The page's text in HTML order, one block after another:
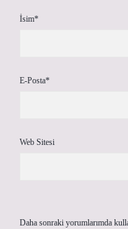
İsim*
E-Posta*
Web Sitesi
Daha sonraki yorumlarımda